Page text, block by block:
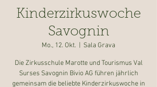
Kinderzirkuswoche
Savognin
Mo., 12. Okt. Sala Grava
Die Zirkusschule Marotte und Tourismus Val
Surses Savognin Bivio AG führen jährlich
gemeinsam die beliebte Kinderzirkuswoche in